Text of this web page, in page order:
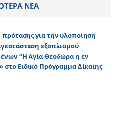
ΝΕΑ
για την υλοποίηση
εξοπλισμού
“Η Αγία Θεοδώρα η εν
Ειδικό Πρόγραμμα Δίκαιης